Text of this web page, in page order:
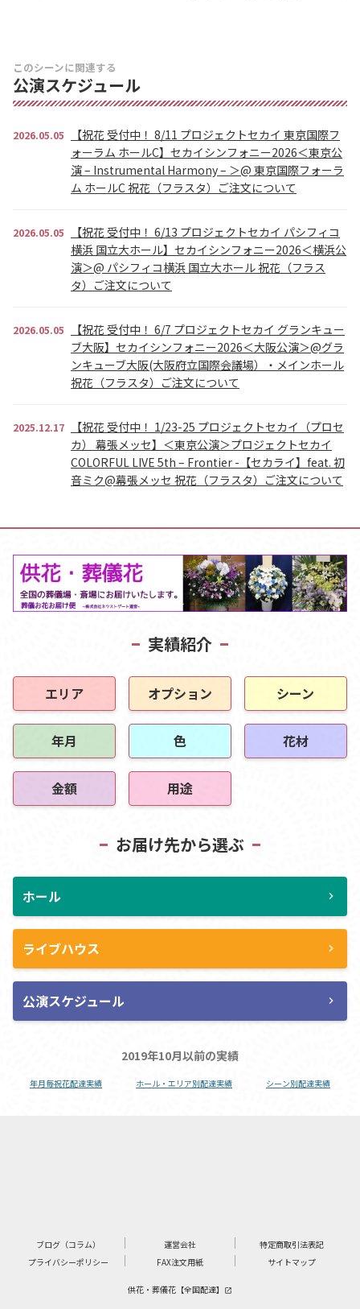
このシーンに関連する
公演スケジュール
2026.05.05
【祝花 受付中！ 8/11 プロジェクトセカイ 東京国際フ
ォーラム ホールC】セカイシンフォニー2026＜東京公
演 – Instrumental Harmony – ＞@ 東京国際フォーラ
ム ホールC 祝花（フラスタ）ご注文について
2026.05.05
【祝花 受付中！ 6/13 プロジェクトセカイ パシフィコ
横浜 国立大ホール】セカイシンフォニー2026＜横浜公
演＞@ パシフィコ横浜 国立大ホール 祝花（フラス
タ）ご注文について
2026.05.05
【祝花 受付中！ 6/7 プロジェクトセカイ グランキュー
ブ大阪】セカイシンフォニー2026＜大阪公演＞@グラ
ンキューブ大阪(大阪府立国際会議場）・メインホール
祝花（フラスタ）ご注文について
2025.12.17
【祝花 受付中！ 1/23-25 プロジェクトセカイ（プロセ
カ） 幕張メッセ】＜東京公演＞プロジェクトセカイ
COLORFUL LIVE 5th – Frontier -【セカライ】feat. 初
音ミク@幕張メッセ 祝花（フラスタ）ご注文について
実績紹介
エリア オプション シーン
年月 色 花材
金額 用途
お届け先から選ぶ
ホール chevron_right
ライブハウス chevron_right
公演スケジュール chevron_right
2019年10月以前の実績
年月毎祝花配達実績 ホール・エリア別配達実績 シーン別配達実績
ブログ（コラム） 運営会社
特定商取引法表記
プライバシーポリシー
FAX注文用紙 サイトマップ
供花・葬儀花【全国配達】 launch